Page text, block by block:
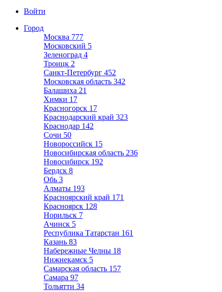
Войти
Город
Москва 777
Московский 5
Зеленоград 4
Троицк 2
Санкт-Петербург 452
Московская область 342
Балашиха 21
Химки 17
Красногорск 17
Краснодарский край 323
Краснодар 142
Сочи 50
Новороссийск 15
Новосибирская область 236
Новосибирск 192
Бердск 8
Обь 3
Алматы 193
Красноярский край 171
Красноярск 128
Норильск 7
Ачинск 5
Республика Татарстан 161
Казань 83
Набережные Челны 18
Нижнекамск 5
Самарская область 157
Самара 97
Тольятти 34